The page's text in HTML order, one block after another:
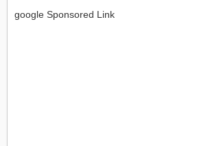
google Sponsored Link